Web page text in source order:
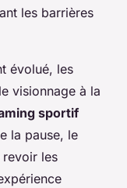
les barrières
évolué, les
visionnage à la
sportif
la pause, le
les